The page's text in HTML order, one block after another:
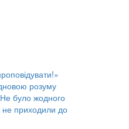
розуму
було жодного
приходили до